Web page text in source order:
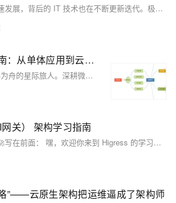
随着极氪数字业务的飞速发展，背后的 IT 技术也在不断更新迭代。极氪极为重视客户对服务的体验，并将系统稳定性、业务功能的迭代效率、问题的快速定位和解决视为构建核心竞争力的基石。
微服务架构实战指南：从单体应用到云原生的蜕变之路
🌟蒋星熠Jaxonic，代码为舟的星际旅人。深耕微服务架构，擅以DDD拆分服务、构建高可用通信与治理体系。分享从单体到云原生的实战经验，探索技术演进的无限可能。
关） 架构学习指南
Higress 架构学习指南 🚀写在前面： 嘿，欢迎你来到 Higress 的学习之旅！
”——云原生架构把运维逼成了架构师